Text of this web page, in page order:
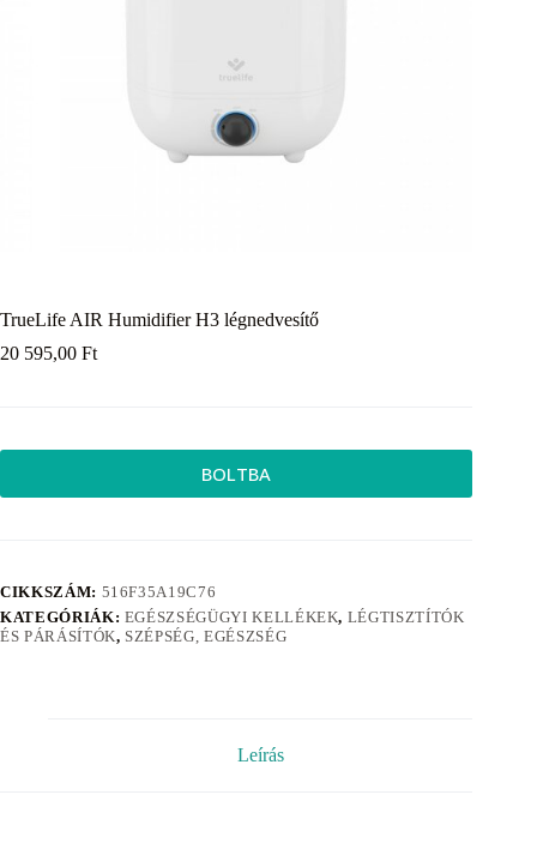
TrueLife AIR Humidifier H3 légnedvesítő
20 595,00 Ft
BOLTBA
CIKKSZÁM: 516F35A19C76
KATEGÓRIÁK: EGÉSZSÉGÜGYI KELLÉKEK, LÉGTISZTÍTÓK
ÉS PÁRÁSÍTÓK, SZÉPSÉG, EGÉSZSÉG
Leírás